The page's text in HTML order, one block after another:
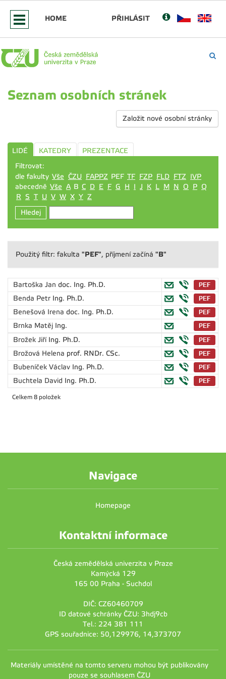
HOME PŘIHLÁSIT
Seznam osobních stránek
Založit nové osobní stránky
LIDÉ KATEDRY
PREZENTACE
Filtrovat:
dle fakulty Vše ČZU FAPPZ PEF TF FZP FLD FTZ IVP
abecedně Vše A B C D E F G H I J K L M N O P Q
R S T U V W X Y Z
Hledej
Použitý filtr: fakulta "PEF", příjmení začíná "B"
Bartoška Jan doc. Ing. Ph.D.
Benda Petr Ing. Ph.D.
Benešová Irena doc. Ing. Ph.D.
Brnka Matěj Ing.
Brožek Jiří Ing. Ph.D.
Brožová Helena prof. RNDr. CSc.
Bubeníček Václav Ing. Ph.D.
Buchtela David Ing. Ph.D.
Celkem 8 položek
Navigace
Homepage
Kontaktní informace
Česká zemědělská univerzita v Praze
Kamýcká 129
165 00 Praha - Suchdol
DIČ: CZ60460709
ID datové schránky ČZU: 3hdj9cb
Tel.: 224 381 111
GPS souřadnice: 50,129976, 14,373707
Materiály umístěné na tomto serveru mohou být publikovány
pouze se souhlasem ČZU